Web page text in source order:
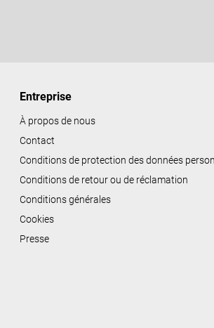
Entreprise
À propos de nous
Contact
Conditions de protection des données
Conditions de retour ou de réclamation
Conditions générales
Cookies
Presse